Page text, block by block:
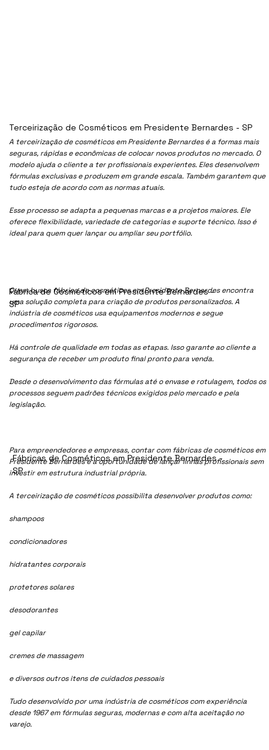
A terceirização de cosméticos em Presidente Bernardes é a formas mais
seguras, rápidas e econômicas de colocar novos produtos no mercado. O
modelo ajuda o cliente a ter profissionais experientes. Eles desenvolvem
fórmulas exclusivas e produzem em grande escala. Também garantem que
tudo esteja de acordo com as normas atuais.
Esse processo se adapta a pequenas marcas e a projetos maiores. Ele
oferece flexibilidade, variedade de categorias e suporte técnico. Isso é
ideal para quem quer lançar ou ampliar seu portfólio.
Quem busca fábrica de cosméticos em Presidente Bernardes encontra
uma solução completa para criação de produtos personalizados. A
indústria de cosméticos usa equipamentos modernos e segue
procedimentos rigorosos.
Há controle de qualidade em todas as etapas. Isso garante ao cliente a
segurança de receber um produto final pronto para venda.
Desde o desenvolvimento das fórmulas até o envase e rotulagem, todos os
processos seguem padrões técnicos exigidos pelo mercado e pela
legislação.
Para empreendedores e empresas, contar com fábricas de cosméticos em
Presidente Bernardes é a oportunidade de lançar linhas profissionais sem
investir em estrutura industrial própria.
A terceirização de cosméticos possibilita desenvolver produtos como:
shampoos
condicionadores
hidratantes corporais
protetores solares
desodorantes
gel capilar
cremes de massagem
e diversos outros itens de cuidados pessoais
Tudo desenvolvido por uma indústria de cosméticos com experiência
desde 1967 em fórmulas seguras, modernas e com alta aceitação no
varejo.
Fábrica de Cosméticos em Presidente Bernardes -
SP
Terceirização de Cosméticos em Presidente Bernardes - SP
Fábricas de Cosméticos em Presidente Bernardes -
SP